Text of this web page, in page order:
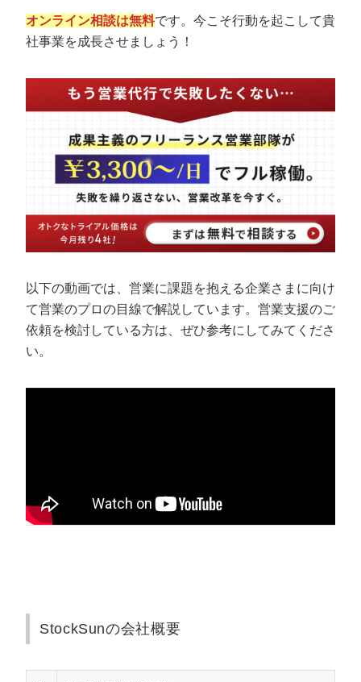
オンライン相談は無料です。今こそ行動を起こして貴
社事業を成長させましょう！
以下の動画では、営業に課題を抱える企業さまに向け
て営業のプロの目線で解説しています。営業支援のご
依頼を検討している方は、ぜひ参考にしてみてくださ
い。
StockSunの会社概要